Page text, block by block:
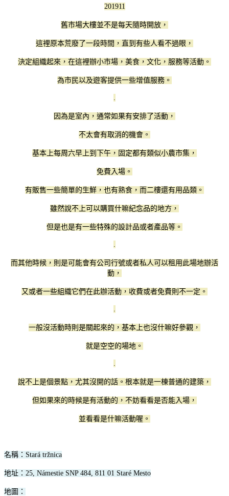
201911
舊市場大樓並不是每天隨時開放，
這裡原本荒廢了一段時間，直到有些人看不過眼，
決定組織起來，在這裡辦小市場，美食，文化，服務等活動。
為市民以及遊客提供一些增值服務。
因為是室內，通常如果有安排了活動，
不太會有取消的機會。
基本上每周六早上到下午，固定都有類似小農市集，
免費入場。
有販售一些簡單的生鮮，也有熟食，而二樓還有用品類。
雖然說不上可以購買什嘛紀念品的地方，
但是也是有一些特殊的設計品或者產品等。
而其他時候，則是可能會有公司行號或者私人可以租用此場地辦活
動，
又或者一些組織它們在此辦活動，收費或者免費則不一定。
一般沒活動時則是關起來的，基本上也沒什嘛好參觀，
就是空空的場地。
說不上是個景點，尤其沒開的話。根本就是一棟普通的建築，
但如果來的時候是有活動的，不妨看看是否能入場，
並看看是什嘛活動喔。
名稱： Stará tržnica
地址：25, Námestie SNP 484, 811 01 Staré Mesto
地圖：